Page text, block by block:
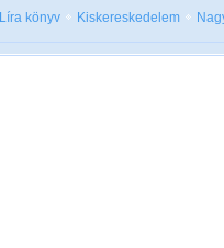
Líra könyv Kiskereskedelem